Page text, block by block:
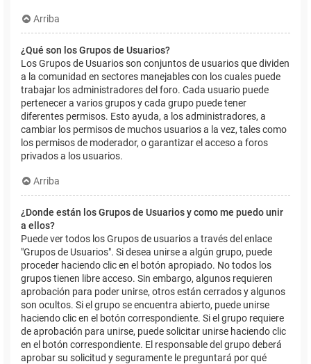
Arriba
¿Qué son los Grupos de Usuarios?
Los Grupos de Usuarios son conjuntos de usuarios que dividen
a la comunidad en sectores manejables con los cuales puede
trabajar los administradores del foro. Cada usuario puede
pertenecer a varios grupos y cada grupo puede tener
diferentes permisos. Esto ayuda, a los administradores, a
cambiar los permisos de muchos usuarios a la vez, tales como
los permisos de moderador, o garantizar el acceso a foros
privados a los usuarios.
Arriba
¿Donde están los Grupos de Usuarios y como me puedo unir
a ellos?
Puede ver todos los Grupos de usuarios a través del enlace
"Grupos de Usuarios". Si desea unirse a algún grupo, puede
proceder haciendo clic en el botón apropiado. No todos los
grupos tienen libre acceso. Sin embargo, algunos requieren
aprobación para poder unirse, otros están cerrados y algunos
son ocultos. Si el grupo se encuentra abierto, puede unirse
haciendo clic en el botón correspondiente. Si el grupo requiere
de aprobación para unirse, puede solicitar unirse haciendo clic
en el botón correspondiente. El responsable del grupo deberá
aprobar su solicitud y seguramente le preguntará por qué